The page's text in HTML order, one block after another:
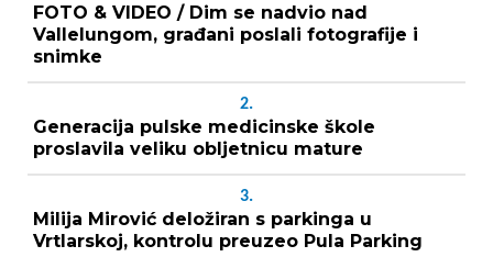
FOTO & VIDEO / Dim se nadvio nad
Vallelungom, građani poslali fotografije i
snimke
2.
Generacija pulske medicinske škole
proslavila veliku obljetnicu mature
3.
Milija Mirović deložiran s parkinga u
Vrtlarskoj, kontrolu preuzeo Pula Parking